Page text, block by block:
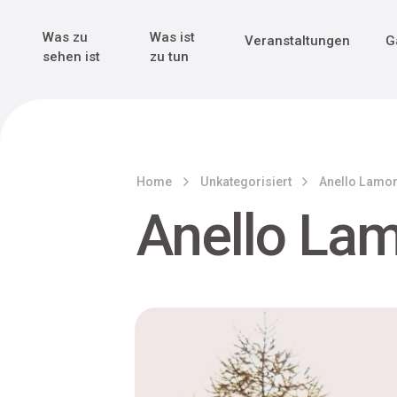
Main Navigation
Was zu
sehen ist
Was ist
zu tun
Veranstaltungen
Home Unkategorisiert Anello
Anello